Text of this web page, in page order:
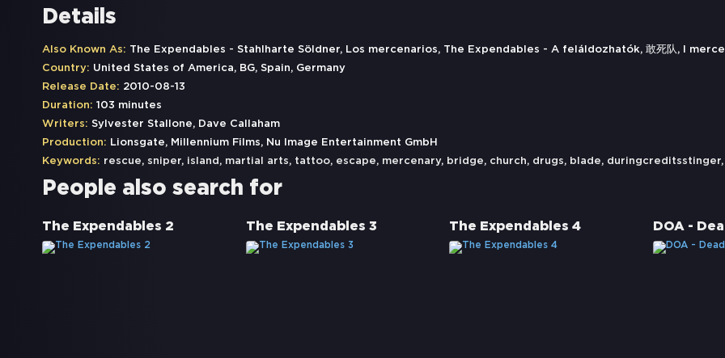
Details
Also Known As: The Expendables - Stahlharte Söldner, Los mercenarios, The Expendables - A feláldozhatók, 敢死队, I
Country: United States of America, BG, Spain, Germany
Release Date: 2010-08-13
Duration: 103 minutes
Writers: Sylvester Stallone, Dave Callaham
Production: Lionsgate, Millennium Films, Nu Image Entertainment GmbH
Keywords: rescue, sniper, island , martial arts, tattoo, escape, mercenary, bridge, church, drugs, blade, duringcreditsstinger
People also search for
The Expendables 2 The Expendables 3 The Expendables 4 DOA -